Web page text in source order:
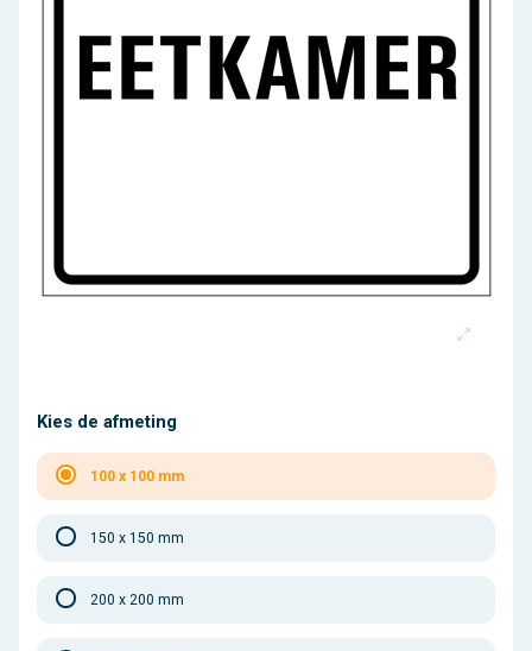
Kies de afmeting
100 x 100 mm
150 x 150 mm
200 x 200 mm